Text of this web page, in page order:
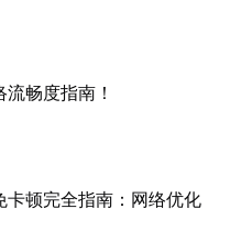
畅度指南！
卡顿完全指南：网络优化